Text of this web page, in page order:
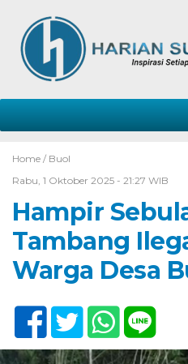
Home / Buol
Rabu, 1 Oktober 2025 - 21:27 WIB
Hampir
Tambang
Warga Desa